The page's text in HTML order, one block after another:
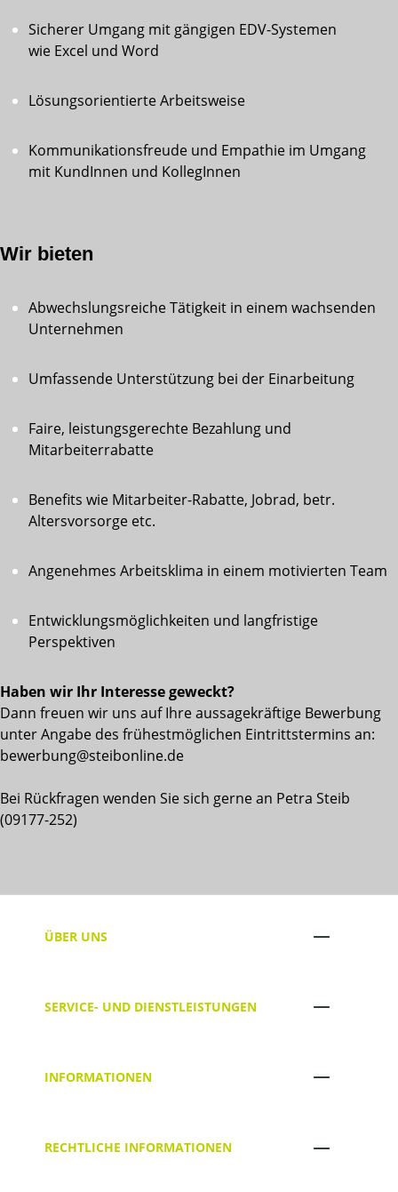
Sicherer Umgang mit gängigen EDV-Systemen
wie Excel und Word
Lösungsorientierte Arbeitsweise
Kommunikationsfreude und Empathie im Umgang
mit KundInnen und KollegInnen
Wir bieten
Abwechslungsreiche Tätigkeit in einem wachsenden
Unternehmen
Umfassende Unterstützung bei der Einarbeitung
Faire, leistungsgerechte Bezahlung und
Mitarbeiterrabatte
Benefits wie Mitarbeiter-Rabatte, Jobrad, betr.
Altersvorsorge etc.
Angenehmes Arbeitsklima in einem motivierten Team
Entwicklungsmöglichkeiten und langfristige
Perspektiven
Haben wir Ihr Interesse geweckt?
Dann freuen wir uns auf Ihre aussagekräftige Bewerbung
unter Angabe des frühestmöglichen Eintrittstermins an:
bewerbung@steibonline.de
Bei Rückfragen wenden Sie sich gerne an Petra Steib
(09177-252)
ÜBER UNS
SERVICE- UND DIENSTLEISTUNGEN
INFORMATIONEN
RECHTLICHE INFORMATIONEN